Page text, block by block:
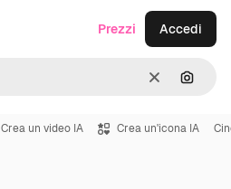
CancellaCerca
Prezzi Accedi
Crea un video IA Crea un'icona IA